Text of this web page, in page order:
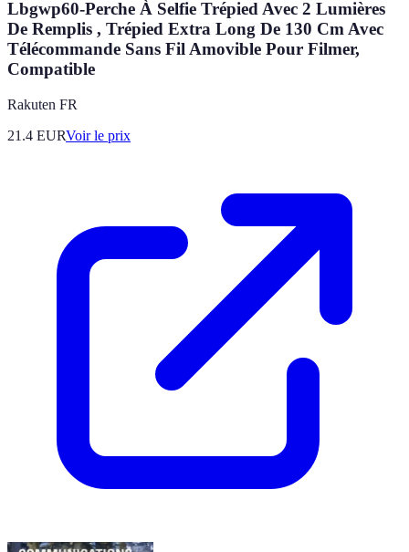
Lbgwp60-Perche À Selfie Trépied Avec 2 Lumières
De Remplis , Trépied Extra Long De 130 Cm Avec
Télécommande Sans Fil Amovible Pour Filmer,
Compatible
Rakuten FR
21.4 EURVoir le prix